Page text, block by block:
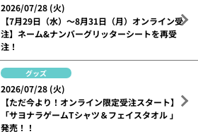
2026/07/28 (火)
【7月29日（水）～8月31日（月）オンライン受
注】ネーム&ナンバーグリッターシートを再受
注！
グッズ
2026/07/28 (火)
【ただ今より！オンライン限定受注スタート】
「サヨナラゲームTシャツ＆フェイスタオル 」
発売！！